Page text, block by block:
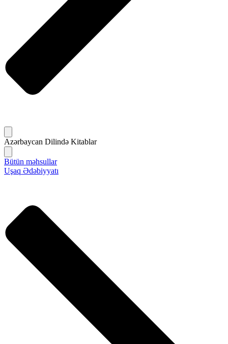
Azərbaycan Dilində Kitablar
Bütün məhsullar
Uşaq Ədəbiyyatı